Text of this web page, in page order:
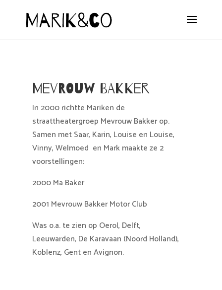
Mevrouw Bakker
In 2000 richtte Mariken de
straattheatergroep Mevrouw Bakker op.
Samen met Saar, Karin, Louise en Louise,
Vinny, Welmoed en Mark maakte ze 2
voorstellingen:
2000 Ma Baker
2001 Mevrouw Bakker Motor Club
Was o.a. te zien op Oerol, Delft,
Leeuwarden, De Karavaan (Noord Holland),
Koblenz, Gent en Avignon.